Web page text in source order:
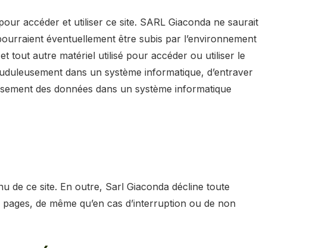
accéder et utiliser ce site. SARL Giaconda ne saurait
éventuellement être subis par l’environnement
tout autre matériel utilisé pour accéder ou utiliser le
dans un système informatique, d’entraver
des données dans un système informatique
de ce site. En outre, Sarl Giaconda décline toute
de même qu’en cas d’interruption ou de non